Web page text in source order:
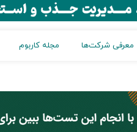
معرفی شرکت‌ها مجله کاربوم